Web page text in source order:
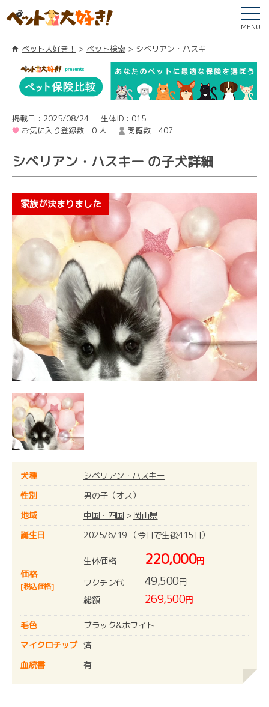
MENU
ペット大好き！ ペット検索 シベリアン・ハスキー
掲載日：2025/08/24
生体ID：015
お気に入り登録数 0 人
閲覧数 407
シベリアン・ハスキー の子犬詳細
犬種
シベリアン・ハスキー
性別
男の子（オス）
地域
中国・四国 > 岡山県
誕生日
2025/6/19 （今日で生後415日）
価格
[税込価格]
生体価格 220,000円
ワクチン代
49,500円
総額
269,500円
毛色
ブラック&ホワイト
マイクロチップ 済
血統書
有